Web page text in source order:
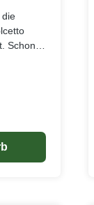
die
Schon
und
mit